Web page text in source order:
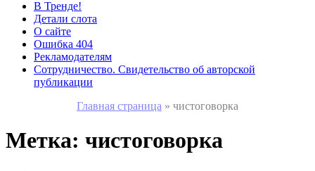
В Тренде!
Детали слота
О сайте
Ошибка 404
Рекламодателям
Сотрудничество. Свидетельство об авторской
публикации
Главная страница » чистоговорка
Метка: чистоговорка